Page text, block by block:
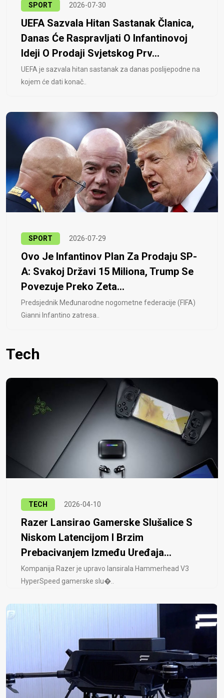
SPORT 2026-07-30
UEFA Sazvala Hitan Sastanak Članica,
Danas Će Raspravljati O Infantinovoj
Ideji O Prodaji Svjetskog Prv...
UEFA je sazvala hitan sastanak za danas poslijepodne na
kojem će dati konač..
SPORT 2026-07-29
Ovo Je Infantinov Plan Za Prodaju SP-
A: Svakoj Državi 15 Miliona, Trump Se
Povezuje Preko Zeta...
Predsjednik Međunarodne nogometne federacije (FIFA)
Gianni Infantino zatresa..
Tech
TECH 2026-04-10
Razer Lansirao Gamerske Slušalice S
Niskom Latencijom I Brzim
Prebacivanjem Između Uređaja...
Kompanija Razer je upravo lansirala Hammerhead V3
HyperSpeed ​​gamerske slu�..